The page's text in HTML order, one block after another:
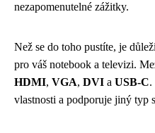
nezapomenutelné zážitky.
Než se do toho pustíte, je
pro váš notebook a televizi.
HDMI, VGA, DVI a USB-C.
vlastnosti a podporuje jiný typ